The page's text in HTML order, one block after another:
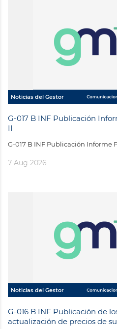
Noticias del Gestor
G-017 B INF Publicación
II
G-017 B INF Publicación Informe
7 Aug 2026
Noticias del Gestor
G-016 B INF Publicación de
actualización de precios de